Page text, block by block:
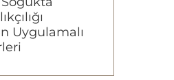
Uygulamalı